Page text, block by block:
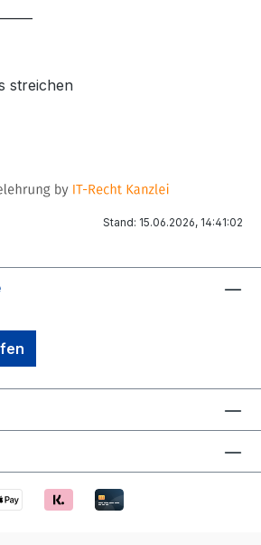
streichen
Stand: 15.06.2026, 14:41:02